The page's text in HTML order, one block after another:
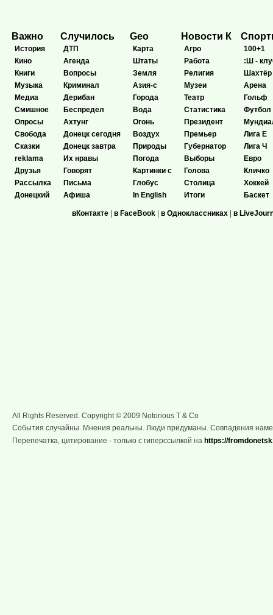
Важно
История
Кино
Книги
Музыка
Медиа
Смишное
Опросы
Свобода
Сказки
reklama
Друзья
Рассылка
Донецкий
Случилось
ДТП
Агенда
Вопросы
Криминал
Дерибан
Беспредел
Ахтунг
Донецк сегодня
Донецк завтра
Их нравы
Говорят
Письма
Афиша
Geo
Карта
Штаты
Земля
Азия-с
Города
Вода
Огонь
Воздух
Природы
Погода
Картинки с
Глобус
In English
Новости К
Агро
Работа
Религия
Музеи
Театр
Статистика
Президент
Премьер
Губернатор
Выборы
Голова
Столица
Итоги
100+1
:Ш -
Шахтёр
Арена
Гольф
Футбол
Лига Е
Лига Ч
Евро
Кличко
Хоккей
Баскет
вКонтакте | в FaceBook | в Одноклассниках | в
All Rights Reserved. Copyright © 2009 Notorious T & Co
События случайны. Мнения реальны. Люди придуманы. Совпадения
Перепечатка, цитирование - только с гиперссылкой на https://